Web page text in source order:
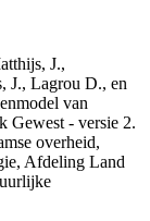
J.,
J., Lagrou D., en
van
Gewest - versie 2.
overheid,
Afdeling Land